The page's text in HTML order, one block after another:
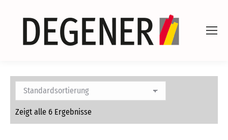
Zeigt alle 6 Ergebnisse